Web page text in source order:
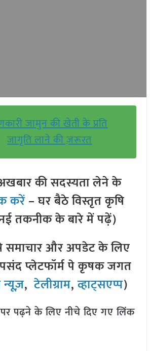
जामुन की खेती के प्रति
जागृति लाने की ज़रूरत
की सदस्यता लेने के
करें– घर बैठे विस्तृत कृषि
तकनीक के बारे में पढ़ें)
समाचार और अपडेट के लिए
प्लेटफॉर्म पे कृषक जगत
,टेलीग्राम,व्हाट्सएप्प)
पढ़ने के लिए नीचे दिए गए लिंक